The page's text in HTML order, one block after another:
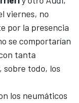
viernes, no
por la presencia
se comportarían
tanta
sobre todo, los
los neumáticos